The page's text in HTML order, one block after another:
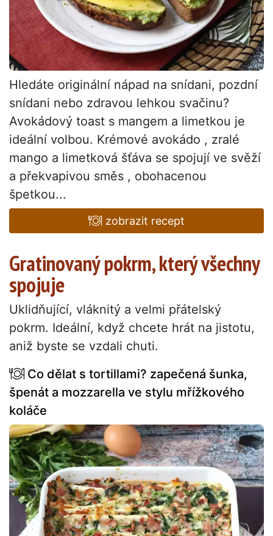
Hledáte originální nápad na snídani, pozdní
snídani nebo zdravou lehkou svačinu?
Avokádový toast s mangem a limetkou je
ideální volbou. Krémové avokádo , zralé
mango a limetková šťáva se spojují ve svěží
a překvapivou směs , obohacenou
špetkou...
zobrazit recept
Gratinovaný pokrm, který všechny
spojuje
Uklidňující, vláknitý a velmi přátelský
pokrm. Ideální, když chcete hrát na jistotu,
aniž byste se vzdali chuti.
Co dělat s tortillami? zapečená šunka,
špenát a mozzarella ve stylu mřížkového
koláče